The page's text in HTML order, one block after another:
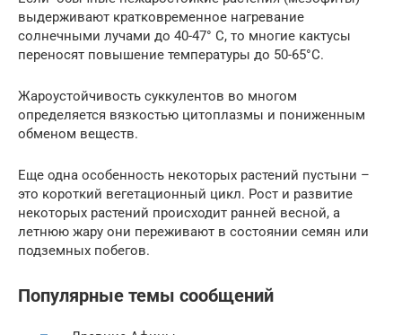
выдерживают кратковременное нагревание
солнечными лучами до 40-47° С, то многие кактусы
переносят повышение температуры до 50-65°С.
Жароустойчивость суккулентов во многом
определяется вязкостью цитоплазмы и пониженным
обменом веществ.
Еще одна особенность некоторых растений пустыни –
это короткий вегетационный цикл. Рост и развитие
некоторых растений происходит ранней весной, а
летнюю жару они переживают в состоянии семян или
подземных побегов.
Популярные темы сообщений